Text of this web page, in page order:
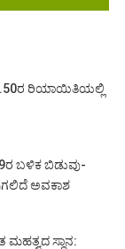
ರಿಯಾಯಿತಿಯಲ್ಲಿ
ಬಳಿಕ ಬಿಡುವು-
ಅವಕಾಶ
ಮಹತ್ವದ ಸ್ಥಾನ: